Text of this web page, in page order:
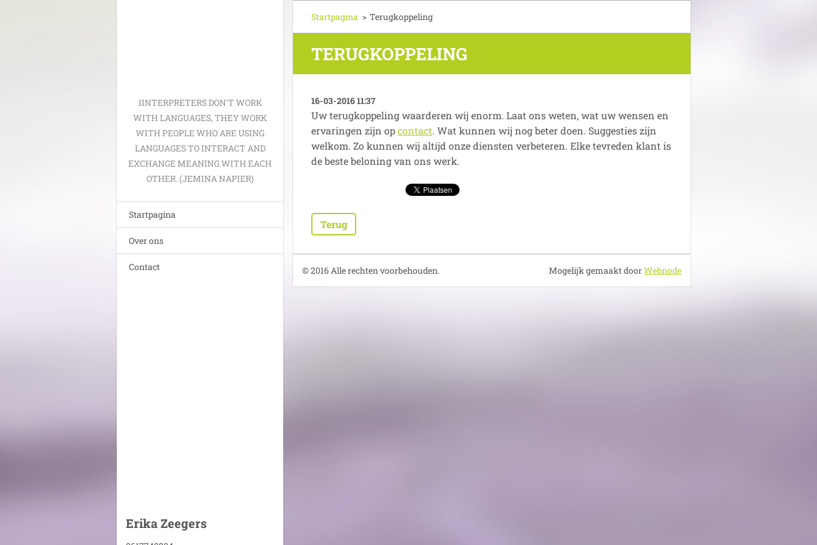
IINTERPRETERS DON'T WORK
WITH LANGUAGES, THEY WORK
WITH PEOPLE WHO ARE USING
LANGUAGES TO INTERACT AND
EXCHANGE MEANING WITH EACH
OTHER. (JEMINA NAPIER)
Startpagina
Over ons
Contact
Erika Zeegers
Startpagina > Terugkoppeling
TERUGKOPPELING
16-03-2016 11:37
Uw terugkoppeling waarderen wij enorm. Laat ons weten, wat uw wensen en
ervaringen zijn opcontact. Wat kunnen wij nog beter doen. Suggesties zijn
welkom. Zo kunnen wij altijd onze diensten verbeteren. Elke tevreden klant is
de beste beloning van ons werk.
Terug
© 2016 Alle rechten voorbehouden. Mogelijk gemaakt doorWebnode